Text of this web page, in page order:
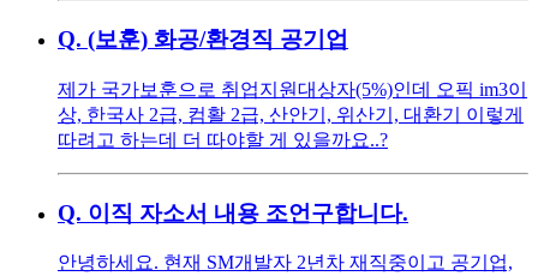
Q. (보훈) 화공/환경직 공기업
제가 국가보훈으로 취업지원대상자(5%)인데 오픽 im3이
상, 한국사 2급, 컴활 2급, 산안기, 위산기, 대환기 이렇게
따려고 하는데 더 따야할 게 있을까요..?
Q. 이직 자소서 내용 조언구합니다.
안녕하세요. 현재 SM개발자 2년차 재직중이고 공기업,